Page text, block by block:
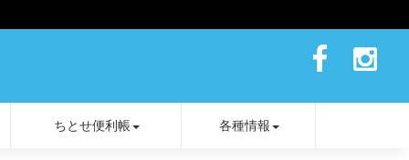
ちとせ便利帳 各種情報